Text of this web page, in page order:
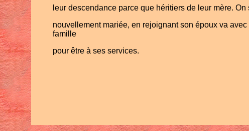
leur descendance parce que héritiers de leur mère.
nouvellement mariée, en rejoignant son époux va
famille
pour être à ses services.